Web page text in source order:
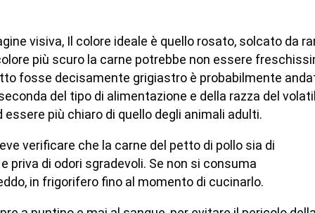
visiva, Il colore ideale è quello rosato, solcato da
più scuro la carne potrebbe non essere
fosse decisamente grigiastro è probabilmente
del tipo di alimentazione e della razza del
più chiaro di quello degli animali adulti.
verificare che la carne del petto di pollo sia di
di odori sgradevoli. Se non si consuma
in frigorifero fino al momento di cucinarlo.